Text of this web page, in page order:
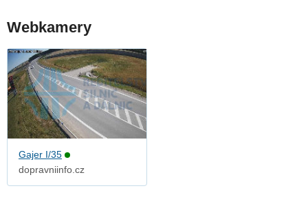
Webkamery
Gajer I/35
dopravniinfo.cz